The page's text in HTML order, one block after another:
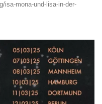
isa-mona-und-lisa-in-der-